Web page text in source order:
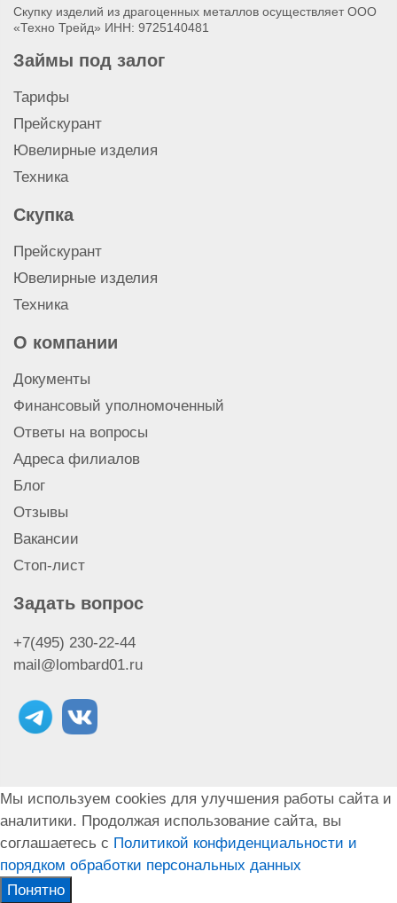
Заложить золотую подвеску
Заложить золотую брошь
Заложить золотой браслет
Заложить золото 583 пробы
Заложить золотое кольцо
Заложить золотую цепочку
Заложить золото 916 пробы
Заложить золото 900 пробы
Заложить золото 375 пробы
Заложить золото 999 пробы
Заложить золото 750 пробы
Скупку изделий из драгоценных металлов осуществляет ООО
«Техно Трейд» ИНН: 9725140481
Займы под залог
Тарифы
Прейскурант
Ювелирные изделия
Техника
Скупка
Прейскурант
Ювелирные изделия
Техника
О компании
Документы
Финансовый уполномоченный
Ответы на вопросы
Адреса филиалов
Блог
Отзывы
Вакансии
Стоп-лист
Задать вопрос
+7(495) 230-22-44
mail@lombard01.ru
Мы используем cookies для улучшения работы сайта и
аналитики. Продолжая использование сайта, вы
соглашаетесь с Политикой конфиденциальности и
порядком обработки персональных данных
Понятно